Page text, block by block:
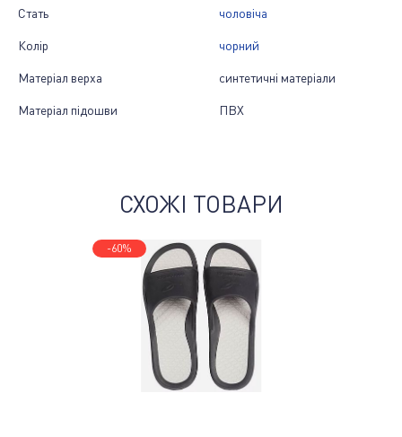
Стать чоловіча
Колір чорний
Матеріал верха синтетичні матеріали
Матеріал підошви ПВХ
СХОЖІ ТОВАРИ
-60%